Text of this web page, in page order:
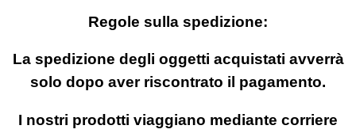
Regole sulla spedizione:
La spedizione degli oggetti acquistati avverrà
solo dopo aver riscontrato il pagamento.
I nostri prodotti viaggiano mediante corriere